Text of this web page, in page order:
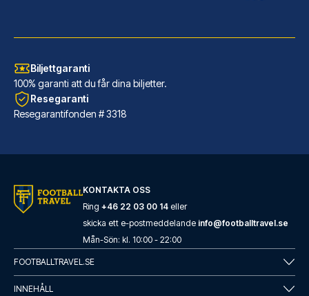
Biljettgaranti
100% garanti att du får dina biljetter.
Resegaranti
Resegarantifonden # 3318
KONTAKTA OSS
Ring +46 22 03 00 14 eller
skicka ett e-postmeddelande info@footballtravel.se
Mån-Sön: kl. 10:00 - 22:00
FOOTBALLTRAVEL.SE
INNEHÅLL